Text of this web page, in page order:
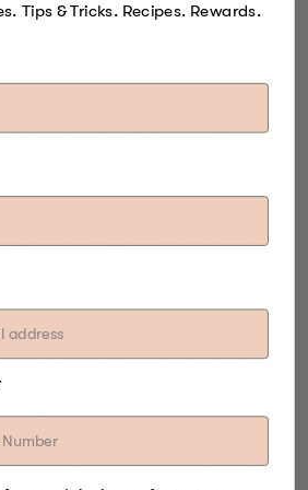
ongeveer 5-6 uur. Zodra de
zit, neem je bevroren boter en
metalen kom of bak. Plaats in
en volledig smelten. Ja, we
boter, zodat deze niet zo snel
voor laagje in de boter kan
een zoete, rokerige boter
de gesmolten gerookte boter uit
het botermengsel terug in de
5-10 minuten roken
Tips & Tricks. Recipes. Rewards.